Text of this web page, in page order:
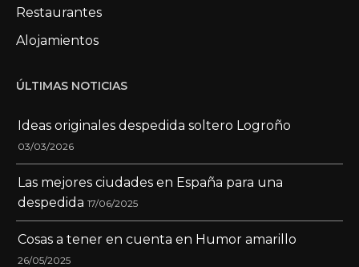
Restaurantes
Alojamientos
ÚLTIMAS NOTICIAS
Ideas originales despedida soltero Logroño
03/03/2026
Las mejores ciudades en España para una
despedida 17/06/2025
Cosas a tener en cuenta en Humor amarillo
26/05/2025